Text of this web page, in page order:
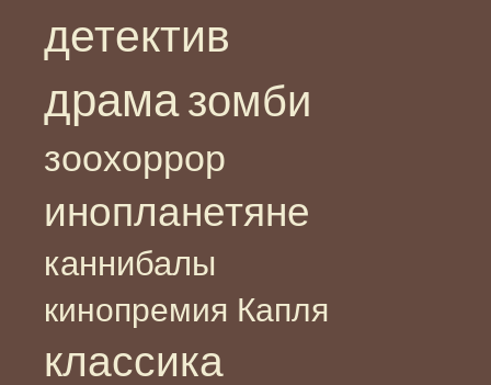
детектив
драма зомби
зоохоррор
инопланетяне
каннибалы
кинопремия Капля
классика